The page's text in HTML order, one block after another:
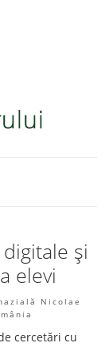
și
elevi
Nicolae
cercetări cu